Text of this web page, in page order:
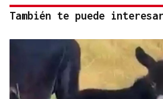
También te puede